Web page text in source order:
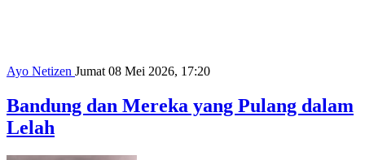
Ayo Netizen Jumat 08 Mei 2026, 17:20
Bandung dan Mereka yang Pulang dalam
Lelah